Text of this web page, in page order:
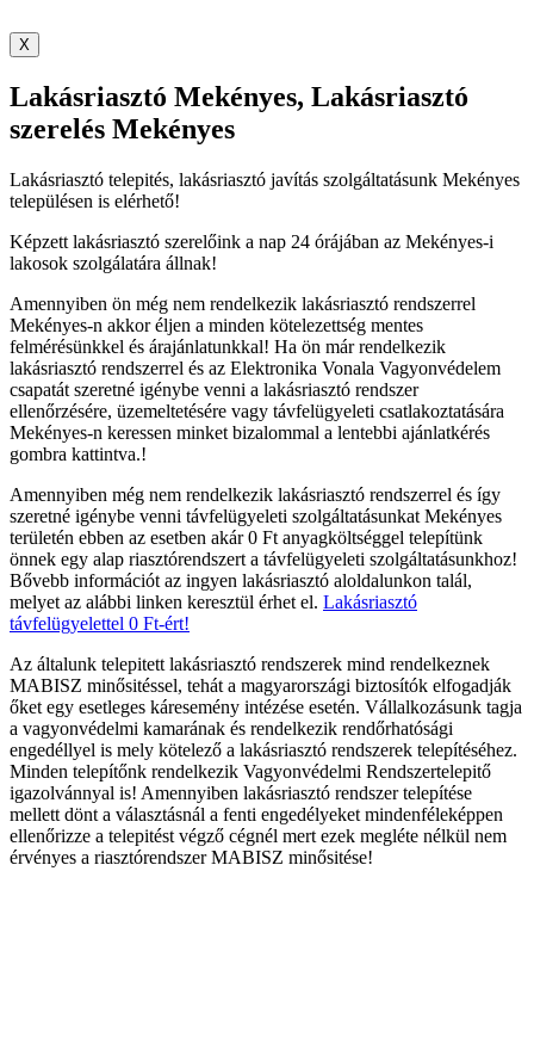
X
Lakásriasztó Mekényes, Lakásriasztó
szerelés Mekényes
Lakásriasztó telepités, lakásriasztó javítás szolgáltatásunk Mekényes
településen is elérhető!
Képzett lakásriasztó szerelőink a nap 24 órájában az Mekényes-i
lakosok szolgálatára állnak!
Amennyiben ön még nem rendelkezik lakásriasztó rendszerrel
Mekényes-n akkor éljen a minden kötelezettség mentes
felmérésünkkel és árajánlatunkkal! Ha ön már rendelkezik
lakásriasztó rendszerrel és az Elektronika Vonala Vagyonvédelem
csapatát szeretné igénybe venni a lakásriasztó rendszer
ellenőrzésére, üzemeltetésére vagy távfelügyeleti csatlakoztatására
Mekényes-n keressen minket bizalommal a lentebbi ajánlatkérés
gombra kattintva.!
Amennyiben még nem rendelkezik lakásriasztó rendszerrel és így
szeretné igénybe venni távfelügyeleti szolgáltatásunkat Mekényes
területén ebben az esetben akár 0 Ft anyagköltséggel telepítünk
önnek egy alap riasztórendszert a távfelügyeleti szolgáltatásunkhoz!
Bővebb információt az ingyen lakásriasztó aloldalunkon talál,
melyet az alábbi linken keresztül érhet el. Lakásriasztó
távfelügyelettel 0 Ft-ért!
Az általunk telepitett lakásriasztó rendszerek mind rendelkeznek
MABISZ minősitéssel, tehát a magyarországi biztosítók elfogadják
őket egy esetleges káresemény intézése esetén. Vállalkozásunk tagja
a vagyonvédelmi kamarának és rendelkezik rendőrhatósági
engedéllyel is mely kötelező a lakásriasztó rendszerek telepítéséhez.
Minden telepítőnk rendelkezik Vagyonvédelmi Rendszertelepitő
igazolvánnyal is! Amennyiben lakásriasztó rendszer telepítése
mellett dönt a választásnál a fenti engedélyeket mindenféleképpen
ellenőrizze a telepitést végző cégnél mert ezek megléte nélkül nem
érvényes a riasztórendszer MABISZ minősitése!